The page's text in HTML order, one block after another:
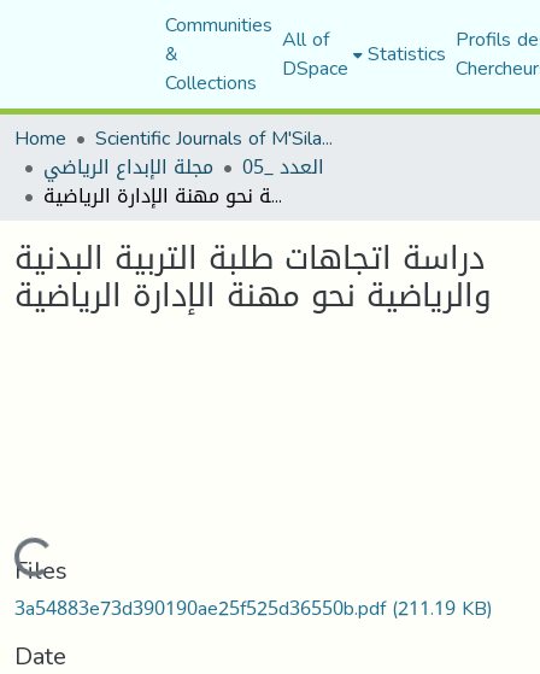
Communities
&
Collections
All of
DSpace Statistics Profils
Home
Scientific Journals of M'Sila University
مجلة الإبداع الرياضي العدد _05
دراسة اتجاهات طلبة التربية البدنية والرياضية نحو مهنة الإدارة الرياضية
دراسة اتجاهات طلبة التربية البدنية
والرياضية نحو مهنة الإدارة الرياضية
Loading...
Files
3a54883e73d390190ae25f525d36550b.pdf(211.19 KB)
Date